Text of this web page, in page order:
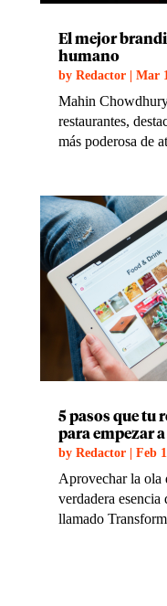
El mejor
humano
by Redactor| Mar
Mahin
restaurantes,
más poderosa de
5 pasos que tu
para empezar
by Redactor| Feb
Aprovechar la ola
verdadera esencia
llamado